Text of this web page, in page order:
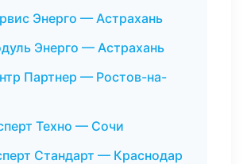
Энерго — Астрахань
Энерго — Астрахань
Партнер — Ростов-на-
Техно — Сочи
Стандарт — Краснодар